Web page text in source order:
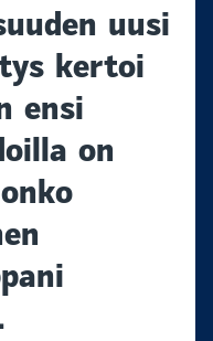
uusi
kertoi
ensi
on